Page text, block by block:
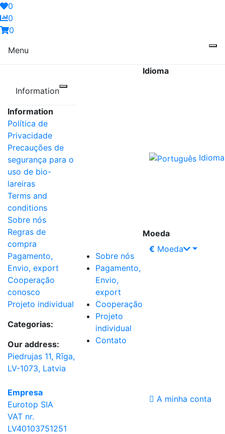
0
0
0
Menu
Information
Information
Política de
Privacidade
Precauções de
segurança para o
uso de bio-
lareiras
Terms and
conditions
Sobre nós
Regras de
compra
Pagamento,
Envio, export
Cooperação
conosco
Projeto individual
Categorias:
Our address:
Piedrujas 11, Rīga,
LV-1073, Latvia
Empresa
Eurotop SIA
VAT nr.
LV40103751251
Sobre nós
Pagamento,
Envio,
export
Cooperação
Projeto
individual
Contato
Idioma
Idioma
Moeda
€ Moeda
A minha conta